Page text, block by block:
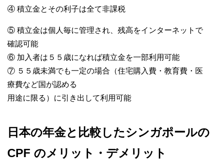
④ 積立金とその利子は全て非課税
⑤ 積立金は個人毎に管理され、残高をインターネットで
確認可能
⑥ 加入者は５５歳になれば積立金を一部利用可能
⑦ ５５歳未満でも一定の場合（住宅購入費・教育費・医
療費など国が認める
用途に限る）に引き出して利用可能
日本の年金と比較したシンガポールの
CPF のメリット・デメリット